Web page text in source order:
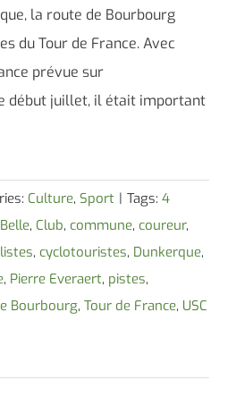
la route de Bourbourg
du Tour de France. Avec
prévue sur
début juillet, il était important
Culture, Sport | Tags: 4
Belle, Club, commune, coureur,
, cyclotouristes, Dunkerque,
, Pierre Everaert, pistes,
Bourbourg, Tour de France, USC